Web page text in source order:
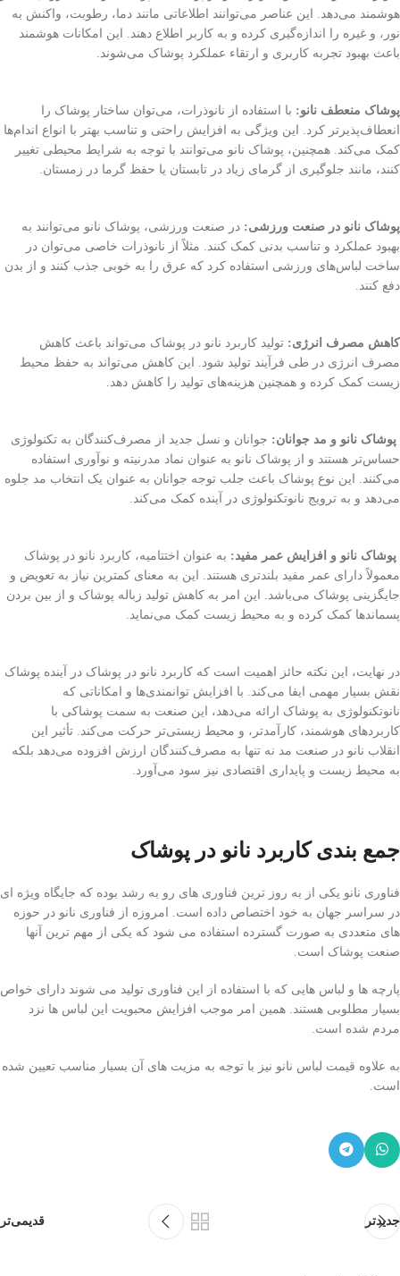
هوشمند می‌دهد. این عناصر می‌توانند اطلاعاتی مانند دما، رطوبت، واکنش به
نور، و غیره را اندازه‌گیری کرده و به کاربر اطلاع دهند. این امکانات هوشمند
باعث بهبود تجربه کاربری و ارتقاء عملکرد پوشاک می‌شوند.
پوشاک منعطف نانو: با استفاده از نانوذرات، می‌توان ساختار پوشاک را
انعطاف‌پذیرتر کرد. این ویژگی به افزایش راحتی و تناسب بهتر با انواع اندام‌ها
کمک می‌کند. همچنین، پوشاک نانو می‌توانند با توجه به شرایط محیطی تغییر
کنند، مانند جلوگیری از گرمای زیاد در تابستان یا حفظ گرما در زمستان.
پوشاک نانو در صنعت ورزشی: در صنعت ورزشی، پوشاک نانو می‌توانند به
بهبود عملکرد و تناسب بدنی کمک کنند. مثلاً از نانوذرات خاصی می‌توان در
ساخت لباس‌های ورزشی استفاده کرد که عرق را به خوبی جذب کنند و از بدن
دفع کنند.
کاهش مصرف انرژی: تولید کاربرد نانو در پوشاک می‌تواند باعث کاهش
مصرف انرژی در طی فرآیند تولید شود. این کاهش می‌تواند به حفظ محیط
زیست کمک کرده و همچنین هزینه‌های تولید را کاهش دهد.
پوشاک نانو و مد جوانان: جوانان و نسل جدید از مصرف‌کنندگان به تکنولوژی
حساس‌تر هستند و از پوشاک نانو به عنوان نماد مدرنیته و نوآوری استفاده
می‌کنند. این نوع پوشاک باعث جلب توجه جوانان به عنوان یک انتخاب مد جلوه
می‌دهد و به ترویج نانوتکنولوژی در آینده کمک می‌کند.
پوشاک نانو و افزایش عمر مفید: به عنوان اختتامیه، کاربرد نانو در پوشاک
معمولاً دارای عمر مفید بلندتری هستند. این به معنای کمترین نیاز به تعویض و
جایگزینی پوشاک می‌باشد. این امر به کاهش تولید زباله پوشاک و از بین بردن
پسماندها کمک کرده و به محیط زیست کمک می‌نماید.
در نهایت، این نکته حائز اهمیت است که کاربرد نانو در پوشاک در آینده پوشاک
نقش بسیار مهمی ایفا می‌کند. با افزایش توانمندی‌ها و امکاناتی که
نانوتکنولوژی به پوشاک ارائه می‌دهد، این صنعت به سمت پوشاکی با
کاربردهای هوشمند، کارآمدتر، و محیط زیستی‌تر حرکت می‌کند. تأثیر این
انقلاب نانو در صنعت مد نه تنها به مصرف‌کنندگان ارزش افزوده می‌دهد بلکه
به محیط زیست و پایداری اقتصادی نیز سود می‌آورد.
جمع بندی کاربرد نانو در پوشاک
فناوری نانو یکی از به روز ترین فناوری های رو به رشد بوده که جایگاه ویژه ای
در سراسر جهان به خود اختصاص داده است. امروزه از فناوری نانو در حوزه
های متعددی به صورت گسترده استفاده می شود که یکی از مهم ترین آنها
صنعت پوشاک است.
پارچه ها و لباس هایی که با استفاده از این فناوری تولید می شوند دارای خواص
بسیار مطلوبی هستند. همین امر موجب افزایش محبویت این لباس ها نزد
مردم شده است.
به علاوه قیمت لباس نانو نیز با توجه به مزیت های آن بسیار مناسب تعیین شده
است.
جدیدتر قدیمی‌تر